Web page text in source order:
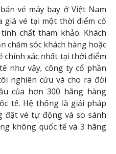
vé máy bay ở Việt Nam
giá vé tại một thời điểm cố
chất tham khảo. Khách
chăm sóc khách hàng hoặc
chính xác nhất tại thời điểm
như vậy, công ty cổ phần
nghiên cứu và cho ra đời
của hơn 300 hãng hàng
tế. Hệ thống là giải pháp
đặt vé tự động và so sánh
không quốc tế và 3 hãng